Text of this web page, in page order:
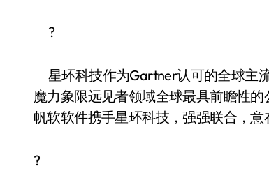
?
星环科技作为Gartner认可的全球主
魔力象限远见者领域全球最具前瞻性
帆软软件携手星环科技，强强联合，意
?